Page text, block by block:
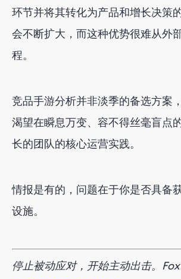
环节并将其转化为产品和增长决策
会不断扩大，而这种优势很难从外
程。
竞品手游分析并非淡季的备选方案
渴望在瞬息万变、容不得丝毫盲点
长的团队的核心运营实践。
情报是有的，问题在于你是否具备
设施。
停止被动应对，开始主动出击。